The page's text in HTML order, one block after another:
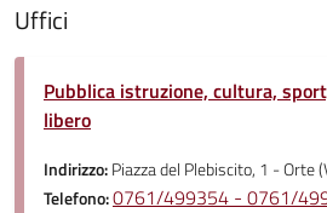
Uffici
Pubblica istruzione, cultura,
libero
Indirizzo:Piazza del Plebiscito, 1 - Orte
Telefono:0761/499354 - 0761/